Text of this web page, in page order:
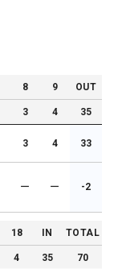
8 9 OUT
3 4 35
3 4 33
ー ー -2
18 IN TOTAL
4 35 70